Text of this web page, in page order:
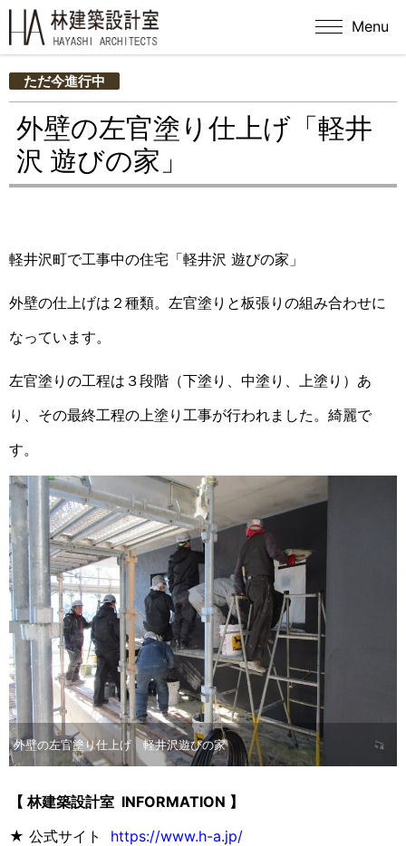
Menu
ただ今進行中
外壁の左官塗り仕上げ「軽井
沢 遊びの家」
軽井沢町で工事中の住宅「軽井沢 遊びの家」
外壁の仕上げは２種類。左官塗りと板張りの組み合わせに
なっています。
左官塗りの工程は３段階（下塗り、中塗り、上塗り）あ
り、その最終工程の上塗り工事が行われました。綺麗で
す。
外壁の左官塗り仕上げ 軽井沢遊びの家
【 林建築設計室 INFORMATION 】
★ 公式サイト https://www.h-a.jp/